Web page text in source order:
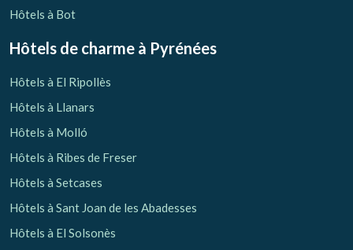
Hôtels à Bot
Hôtels de charme à Pyrénées
Hôtels à El Ripollès
Hôtels à Llanars
Hôtels à Molló
Hôtels à Ribes de Freser
Hôtels à Setcases
Hôtels à Sant Joan de les Abadesses
Hôtels à El Solsonès